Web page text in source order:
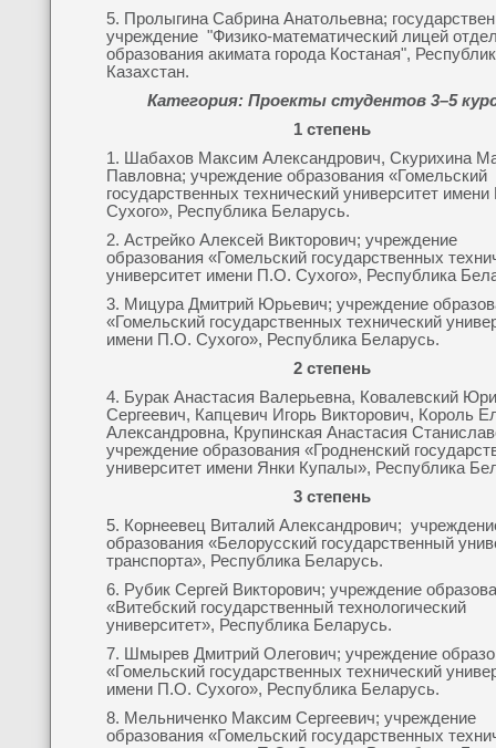
5. Пролыгина Сабрина Анатольевна;
учреждение "Физико-математический лицей
образования акимата города Костаная",
Казахстан.
Категория: Проекты студентов 3–5
1 степень
1. Шабахов Максим Александрович, Скурихина
Павловна; учреждение образования «Гомельский
государственных технический университет
Сухого», Республика Беларусь.
2. Астрейко Алексей Викторович; учреждение
образования «Гомельский государственных
университет имени П.О. Сухого», Республика
3. Мицура Дмитрий Юрьевич; учреждение
«Гомельский государственных технический
имени П.О. Сухого», Республика Беларусь.
2 степень
4. Бурак Анастасия Валерьевна, Ковалевский
Сергеевич, Капцевич Игорь Викторович, Король
Александровна, Крупинская Анастасия
учреждение образования «Гродненский
университет имени Янки Купалы», Республика
3 степень
5. Корнеевец Виталий Александрович;
образования «Белорусский государственный
транспорта», Республика Беларусь.
6. Рубик Сергей Викторович; учреждение
«Витебский государственный технологический
университет», Республика Беларусь.
7. Шмырев Дмитрий Олегович; учреждение
«Гомельский государственных технический
имени П.О. Сухого», Республика Беларусь.
8. Мельниченко Максим Сергеевич; учреждение
образования «Гомельский государственных